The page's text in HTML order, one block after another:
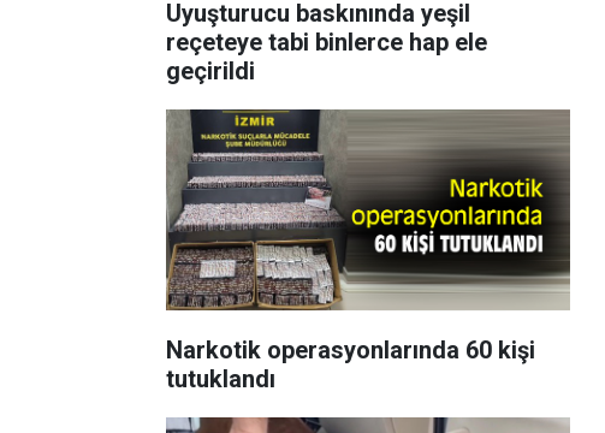
Uyuşturucu baskınında yeşil
reçeteye tabi binlerce hap ele
geçirildi
Narkotik operasyonlarında 60 kişi
tutuklandı